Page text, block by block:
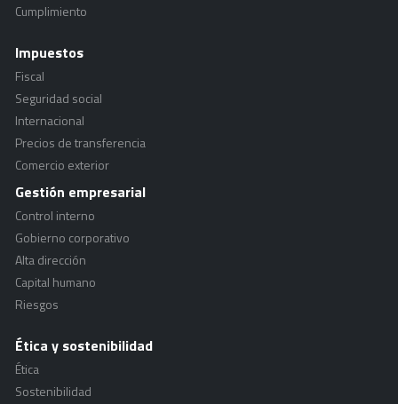
Cumplimiento
Impuestos
Fiscal
Seguridad social
Internacional
Precios de transferencia
Comercio exterior
Gestión empresarial
Control interno
Gobierno corporativo
Alta dirección
Capital humano
Riesgos
Ética y sostenibilidad
Ética
Sostenibilidad